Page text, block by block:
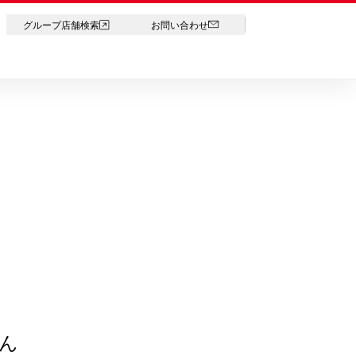
グループ店舗検索 お問い合わせ